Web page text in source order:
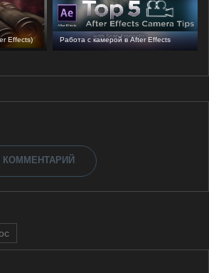
Effects) Работа с камерой в After Effects
КОММЕНТАРИЙ